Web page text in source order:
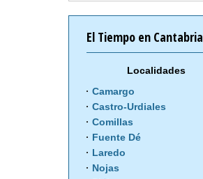
El Tiempo en Cantabria
Localidades
Camargo
Castro-Urdiales
Comillas
Fuente Dé
Laredo
Nojas